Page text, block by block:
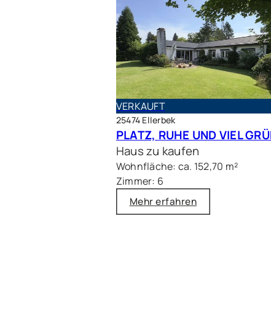
VERKAUFT
25474 Ellerbek
Haus zu kaufen
Wohnfläche: ca. 152,70 m²
Zimmer: 6
Mehr erfahren